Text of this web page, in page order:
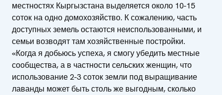
местностях Кыргызстана выделяется около 10-15
соток на одно домохозяйство. К сожалению, часть
доступных земель остаются неиспользованными, и
семьи возводят там хозяйственные постройки.
«Когда я добьюсь успеха, я смогу убедить местные
сообщества, а в частности сельских женщин, что
использование 2-3 соток земли под выращивание
лаванды может быть столь же выгодным, сколько